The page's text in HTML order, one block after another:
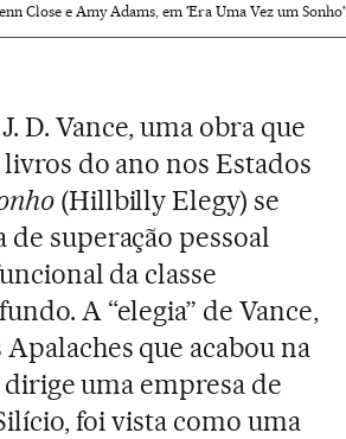
Close e Amy Adams, em 'Era Uma Vez um Sonho'.
D. Vance, uma obra que
do ano nos Estados
(Hillbilly Elegy) se
superação pessoal
da classe
A “elegia” de Vance,
que acabou na
uma empresa de
foi vista como uma